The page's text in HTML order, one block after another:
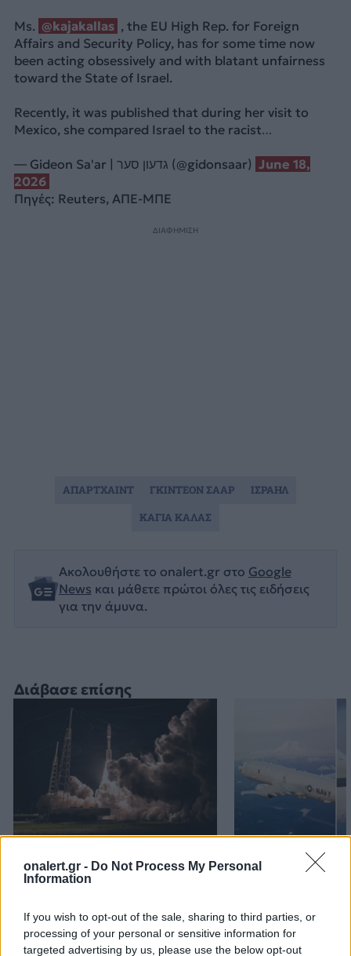
onalert.gr - Do Not Process My Personal
Information
If you wish to opt-out of the sale, sharing to third parties, or
processing of your personal or sensitive information for
targeted advertising by us, please use the below opt-out
Διάβασε επίσης
μικροδορυφόροι για
σχεδιασμός του ΓΕΕΘΑ για
αξιοποίηση της
πληροφορίας
MQ-4C Triton
εντολές από
μέλλον των
επιχειρήσεων
Ms. @kajakallas , the EU High Rep. for Foreign
Affairs and Security Policy, has for some time now
been acting obsessively and with blatant unfairness
toward the State of Israel.
Recently, it was published that during her visit to
Mexico, she compared Israel to the racist…
— Gideon Sa'ar | גדעון סער (@gidonsaar) June 18,
2026
Πηγές: Reuters, ΑΠΕ-ΜΠΕ
ΔΙΑΦΗΜΙΣΗ
Ακολουθήστε το onalert.gr στο Google
News και μάθετε πρώτοι όλες τις ειδήσεις
για την άμυνα.
ΑΠΑΡΤΧΑΙΝΤ ΓΚΙΝΤΕΟΝ ΣΑΑΡ
ΙΣΡΑΗΛ
ΚΑΓΙΑ ΚΑΛΑΣ